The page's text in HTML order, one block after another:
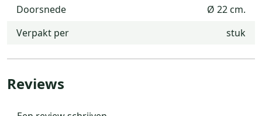
Doorsnede
Ø 22 cm.
Verpakt per
stuk
Reviews